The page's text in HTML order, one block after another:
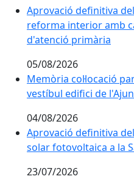
Aprovació definitiva
reforma interior amb
d'atenció primària
05/08/2026
Memòria col·locació
vestíbul edifici de
04/08/2026
Aprovació definitiva
solar fotovoltaica a la
23/07/2026